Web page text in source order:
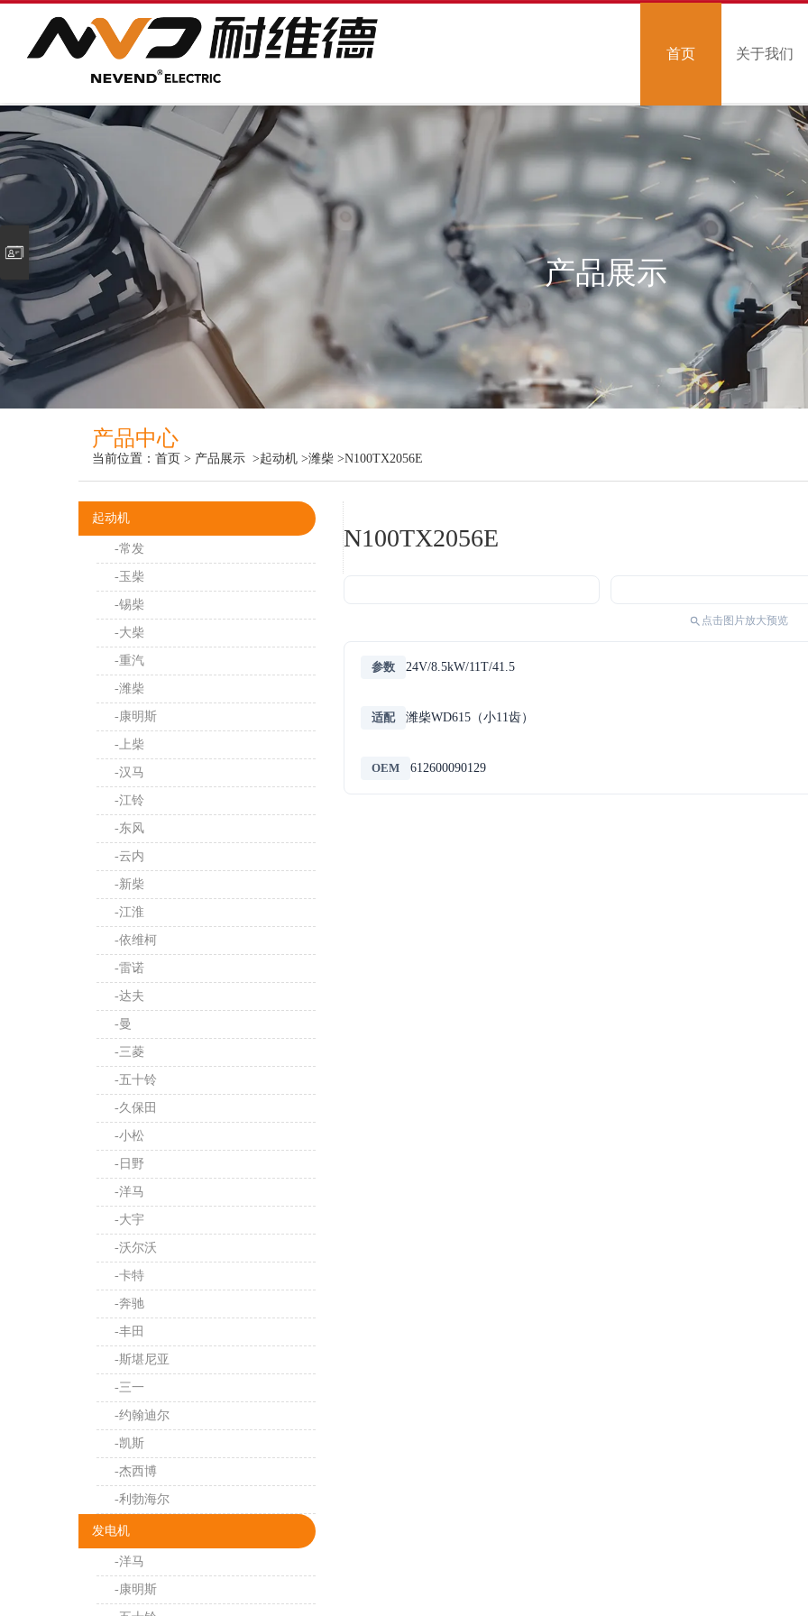
首页 关于我们
产品展示
产品中心
当前位置： 首页 > 产品展示 >起动机 >潍柴 >N100TX2056E
起动机
-常发
-玉柴
-锡柴
-大柴
-重汽
-潍柴
-康明斯
-上柴
-汉马
-江铃
-东风
-云内
-新柴
-江淮
-依维柯
-雷诺
-达夫
-曼
-三菱
-五十铃
-久保田
-小松
-日野
-洋马
-大宇
-沃尔沃
-卡特
-奔驰
-丰田
-斯堪尼亚
-三一
-约翰迪尔
-凯斯
-杰西博
-利勃海尔
发电机
-洋马
-康明斯
N100TX2056E
点击图片放大预览
参数 24V/8.5kW/11T/41.5
适配 潍柴WD615（小11齿）
OEM 612600090129